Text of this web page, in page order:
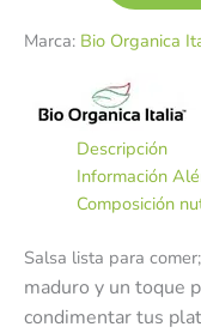
Marca: Bio Organica
Descripción
Información
Composición
Salsa lista para
maduro y un toque
condimentar tus